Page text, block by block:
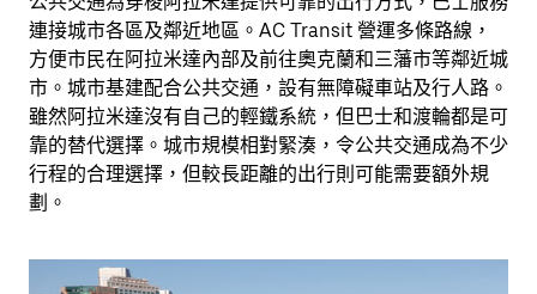
連接城市各區及鄰近地區。AC Transit 營運多條路線，
方便市民在阿拉米達內部及前往奧克蘭和三藩市等鄰近城
市。城市基建配合公共交通，設有無障礙車站及行人路。
雖然阿拉米達沒有自己的輕鐵系統，但巴士和渡輪都是可
靠的替代選擇。城市規模相對緊湊，令公共交通成為不少
行程的合理選擇，但較長距離的出行則可能需要額外規
劃。